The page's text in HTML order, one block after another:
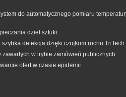
do automatycznego pomiaru
dzieł sztuki
szybka detekcja dzięki czujkom ruchu TriTech
zawartych w trybie zamówień publicznych
ofert w czasie epidemii